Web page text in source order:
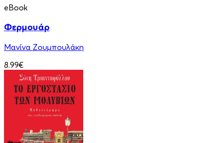
eBook
Φερμουάρ
Μανίνα Ζουμπουλάκη
8.99€